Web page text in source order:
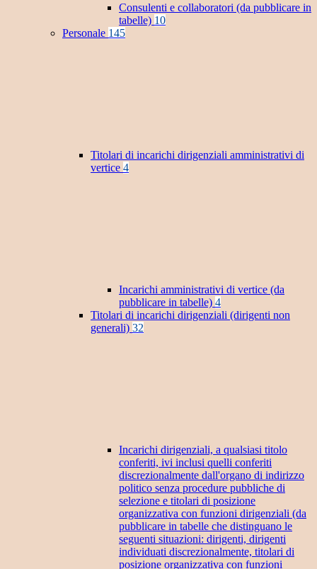
Consulenti e collaboratori (da pubblicare in
tabelle) 10
Personale 145
Titolari di incarichi dirigenziali amministrativi di
vertice 4
Incarichi amministrativi di vertice (da
pubblicare in tabelle) 4
Titolari di incarichi dirigenziali (dirigenti non
generali) 32
Incarichi dirigenziali, a qualsiasi titolo
conferiti, ivi inclusi quelli conferiti
discrezionalmente dall'organo di indirizzo
politico senza procedure pubbliche di
selezione e titolari di posizione
organizzativa con funzioni dirigenziali (da
pubblicare in tabelle che distinguano le
seguenti situazioni: dirigenti, dirigenti
individuati discrezionalmente, titolari di
posizione organizzativa con funzioni